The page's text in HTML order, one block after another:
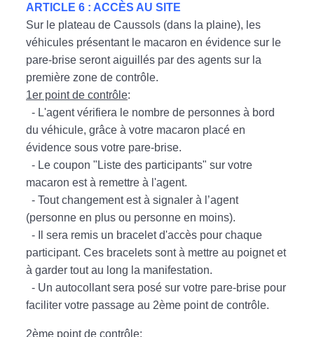
ARTICLE 6 : ACCÈS AU SITE
Sur le plateau de Caussols (dans la plaine), les
véhicules présentant le macaron en évidence sur le
pare-brise seront aiguillés par des agents sur la
première zone de contrôle.
1er point de contrôle:
- L'agent vérifiera le nombre de personnes à bord
du véhicule, grâce à votre macaron placé en
évidence sous votre pare-brise.
- Le coupon "Liste des participants" sur votre
macaron est à remettre à l'agent.
- Tout changement est à signaler à l’agent
(personne en plus ou personne en moins).
- Il sera remis un bracelet d'accès pour chaque
participant. Ces bracelets sont à mettre au poignet et
à garder tout au long la manifestation.
- Un autocollant sera posé sur votre pare-brise pour
faciliter votre passage au 2ème point de contrôle.
2ème point de contrôle: